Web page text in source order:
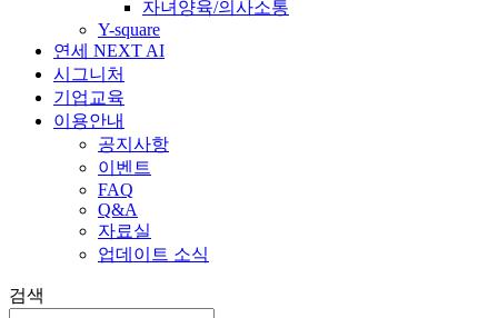
자녀양육/의사소통
Y-square
연세 NEXT AI
시그니처
기업교육
이용안내
공지사항
이벤트
FAQ
Q&A
자료실
업데이트 소식
검색